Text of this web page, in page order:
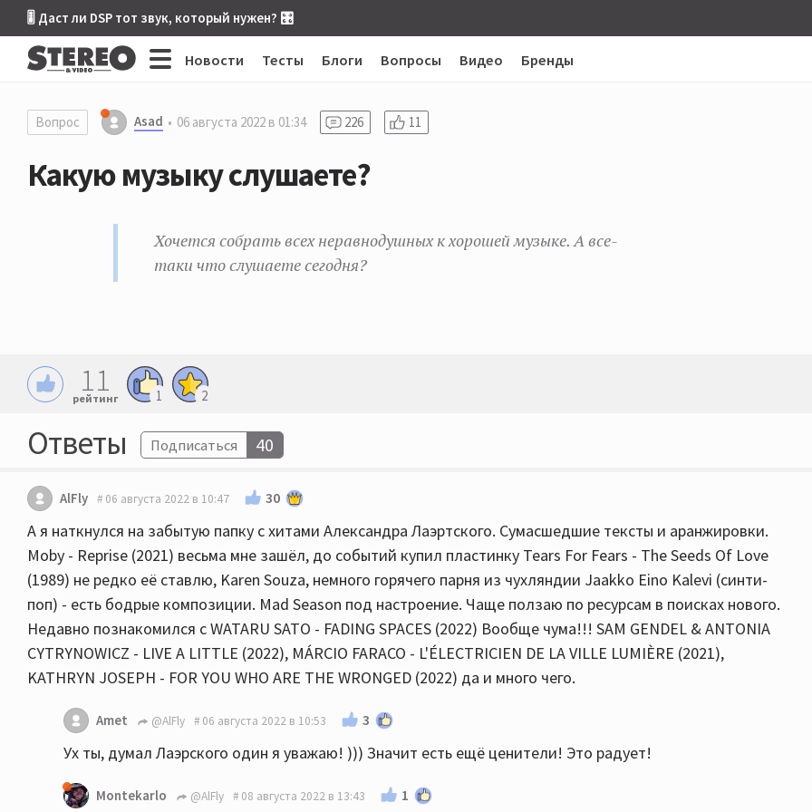
🎚 Даст ли DSP тот звук, который нужен? 🎛
Новости Тесты Блоги Вопросы Видео Бренды
Вопрос Asad 06 августа 2022 в 01:34 226 11
Какую музыку слушаете?
Хочется собрать всех неравнодушных к хорошей музыке. А все-
таки что слушаете сегодня?
11
рейтинг 1 2
Ответы Подписаться 40
AlFly 06 августа 2022 в 10:47 30
А я наткнулся на забытую папку с хитами Александра Лаэртского. Сумасшедшие тексты и аранжировки.
Moby - Reprise (2021) весьма мне зашёл, до событий купил пластинку Tears For Fears - The Seeds Of Love
(1989) не редко её ставлю, Karen Souza, немного горячего парня из чухляндии Jaakko Eino Kalevi (синти-
поп) - есть бодрые композиции. Mad Season под настроение. Чаще ползаю по ресурсам в поисках нового.
Недавно познакомился с WATARU SATO - FADING SPACES (2022) Вообще чума!!! SAM GENDEL & ANTONIA
CYTRYNOWICZ - LIVE A LITTLE (2022), MÁRCIO FARACO - L'ÉLECTRICIEN DE LA VILLE LUMIÈRE (2021),
KATHRYN JOSEPH - FOR YOU WHO ARE THE WRONGED (2022) да и много чего.
Amet @AlFly 06 августа 2022 в 10:53 3
Ух ты, думал Лаэрского один я уважаю! ))) Значит есть ещё ценители! Это радует!
Montekarlo @AlFly 08 августа 2022 в 13:43 1